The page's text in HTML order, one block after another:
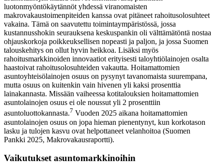
luotonmyöntökäytännöt yhdessä viranomaisten
makrovakaustoimenpiteiden kanssa ovat pitäneet rahoitusolosuhteet
vakaina. Tämä on saavutettu toimintaympäristössä, jossa
kustannusshokin seurauksena keskuspankin oli välttämätöntä nostaa
ohjauskorkoja poikkeuksellisen nopeasti ja paljon, ja jossa Suomen
talouskehitys on ollut hyvin heikkoa. Lisäksi myös
rahoitusmarkkinoiden innovaatiot erityisesti taloyhtiölainojen osalta
haastoivat rahoitusolosuhteiden vakautta. Hoitamattomien
asuntoyhteisölainojen osuus on pysynyt tavanomaista suurempana,
mutta osuus on kuitenkin vain hivenen yli kaksi prosenttia
lainakannasta. Missään vaiheessa kotitalouksien hoitamattomien
asuntolainojen osuus ei ole noussut yli 2 prosenttiin
asuntoluottokannasta.7 Vuoden 2025 aikana hoitamattomien
asuntolainojen osuus on jopa hieman pienentynyt, kun korkotason
lasku ja tulojen kasvu ovat helpottaneet velanhoitoa (Suomen
Pankki 2025, Makrovakausraportti).
Vaikutukset asuntomarkkinoihin